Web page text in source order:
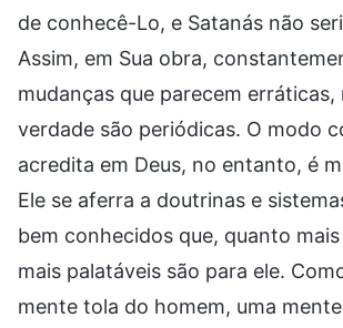
de conhecê-Lo, e Satanás não
Assim, em Sua obra,
mudanças que parecem erráticas,
verdade são periódicas. O modo
acredita em Deus, no entanto, é
Ele se aferra a doutrinas e
bem conhecidos que, quanto
mais palatáveis são para ele.
mente tola do homem, uma